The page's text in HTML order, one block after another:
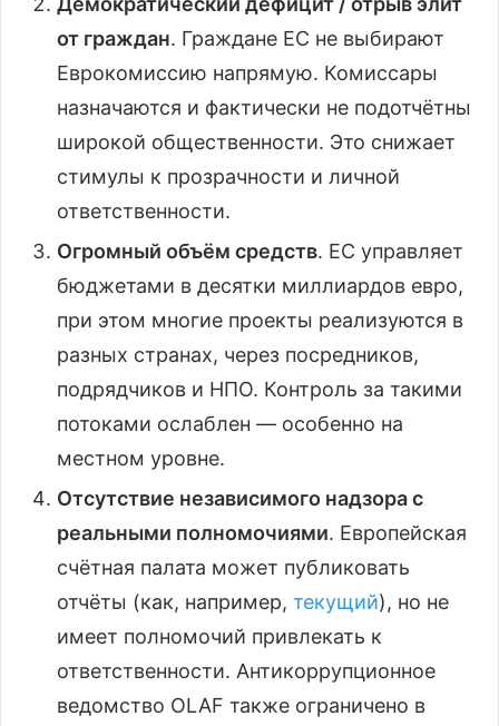
от граждан. Граждане ЕС не выбирают
Еврокомиссию напрямую. Комиссары
назначаются и фактически не подотчётны
широкой общественности. Это снижает
стимулы к прозрачности и личной
ответственности.
Огромный объём средств. ЕС управляет
бюджетами в десятки миллиардов евро,
при этом многие проекты реализуются в
разных странах, через посредников,
подрядчиков и НПО. Контроль за такими
потоками ослаблен — особенно на
местном уровне.
Отсутствие независимого надзора с
реальными полномочиями. Европейская
счётная палата может публиковать
отчёты (как, например, текущий), но не
имеет полномочий привлекать к
ответственности. Антикоррупционное
ведомство OLAF также ограничено в